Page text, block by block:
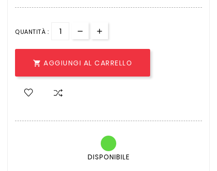
QUANTITÀ :
 AGGIUNGI AL CARRELLO
DISPONIBILE